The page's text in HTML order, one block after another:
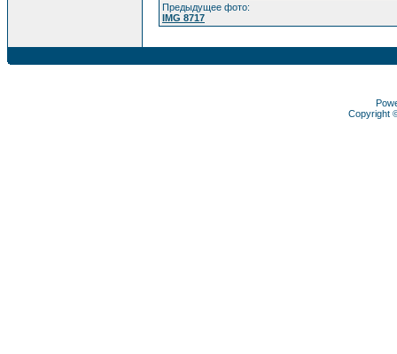
Предыдущее фото:
IMG 8717
Copyright